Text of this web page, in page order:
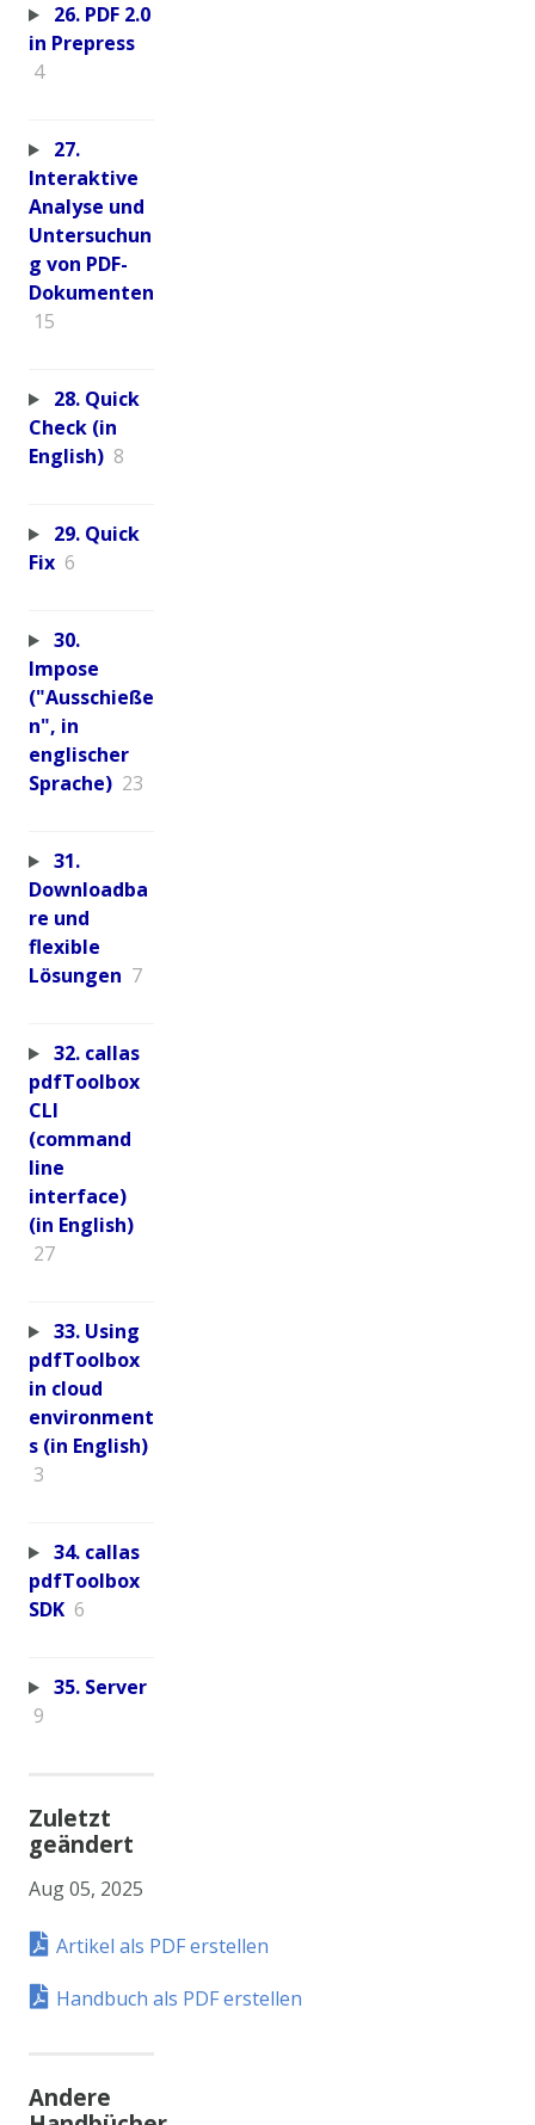
26. PDF 2.0
in Prepress
4
27.
Interaktive
Analyse und
Untersuchun
g von PDF-
Dokumenten
15
28. Quick
Check (in
English) 8
29. Quick
Fix 6
30.
Impose
("Ausschieße
n", in
englischer
Sprache) 23
31.
Downloadba
re und
flexible
Lösungen 7
32. callas
pdfToolbox
CLI
(command
line
interface)
(in English)
27
33. Using
pdfToolbox
in cloud
environment
s (in English)
3
34. callas
pdfToolbox
SDK 6
35. Server
9
Zuletzt
geändert
Aug 05, 2025
Artikel als PDF erstellen
Handbuch als PDF erstellen
Andere